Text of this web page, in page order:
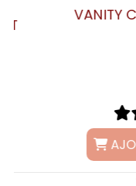
VANITY CASE